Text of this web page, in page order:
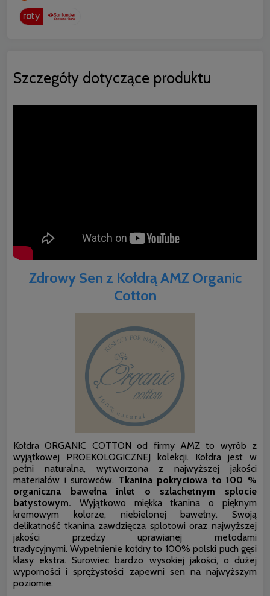
Szczegóły dotyczące produktu
Zdrowy Sen z Kołdrą AMZ Organic
Cotton
Kołdra ORGANIC COTTON od firmy AMZ to wyrób z
wyjątkowej PROEKOLOGICZNEJ kolekcji. Kołdra jest w
pełni naturalna, wytworzona z najwyższej jakości
materiałów i surowców. Tkanina pokryciowa to 100 %
organiczna bawełna inlet o szlachetnym splocie
batystowym. Wyjątkowo miękka tkanina o pięknym
kremowym kolorze, niebielonej bawełny. Swoją
delikatność tkanina zawdzięcza splotowi oraz najwyższej
jakości przędzy uprawianej metodami
tradycyjnymi. Wypełnienie kołdry to 100% polski puch gęsi
klasy ekstra. Surowiec bardzo wysokiej jakości, o dużej
wyporności i sprężystości zapewni sen na najwyższym
poziomie.